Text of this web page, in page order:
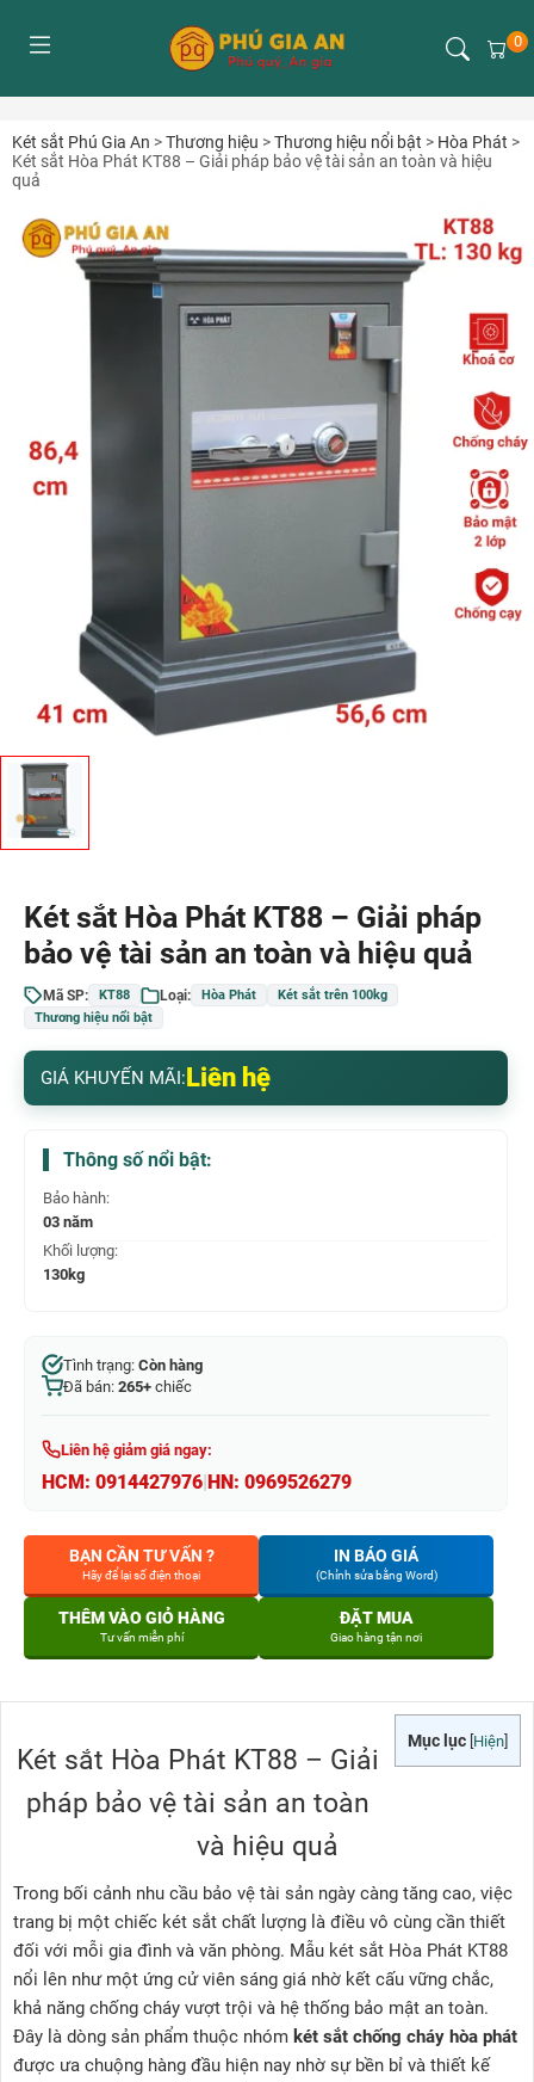
0
Két sắt Phú Gia An >Thương hiệu >Thương hiệu nổi bật > Hòa Phát >
Két sắt Hòa Phát KT88 – Giải pháp bảo vệ tài sản an toàn và hiệu
quả
Két sắt Hòa Phát KT88 – Giải pháp
bảo vệ tài sản an toàn và hiệu quả
Mã SP: KT88 Loại: Hòa Phát
Két sắt trên 100kg
Thương hiệu nổi bật
GIÁ KHUYẾN MÃI:Liên hệ
Thông số nổi bật:
Bảo hành:
03 năm
Khối lượng:
130kg
Tình trạng: Còn hàng
Đã bán: 265+ chiếc
Liên hệ giảm giá ngay:
HCM: 0914427976|HN: 0969526279
BẠN CẦN TƯ VẤN ?
Hãy để lại số điện thoại
IN BÁO GIÁ
(Chỉnh sửa bằng Word)
THÊM VÀO GIỎ HÀNG
Tư vấn miễn phí
ĐẶT MUA
Giao hàng tận nơi
Mục lục Hiện
Két sắt Hòa Phát KT88 – Giải
pháp bảo vệ tài sản an toàn
và hiệu quả
Trong bối cảnh nhu cầu bảo vệ tài sản ngày càng tăng cao, việc
trang bị một chiếc két sắt chất lượng là điều vô cùng cần thiết
đối với mỗi gia đình và văn phòng. Mẫu két sắt Hòa Phát KT88
nổi lên như một ứng cử viên sáng giá nhờ kết cấu vững chắc,
khả năng chống cháy vượt trội và hệ thống bảo mật an toàn.
Đây là dòng sản phẩm thuộc nhóm két sắt chống cháy hòa phát
được ưa chuộng hàng đầu hiện nay nhờ sự bền bỉ và thiết kế